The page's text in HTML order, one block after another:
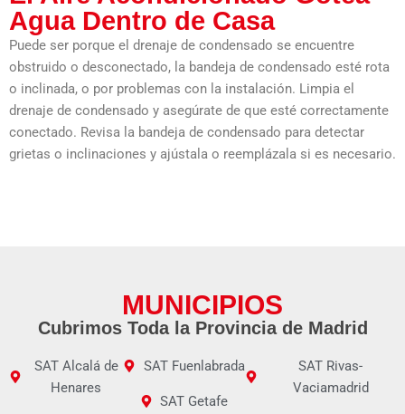
Agua Dentro de Casa
Puede ser porque el drenaje de condensado se encuentre
obstruido o desconectado, la bandeja de condensado esté rota
o inclinada, o por problemas con la instalación. Limpia el
drenaje de condensado y asegúrate de que esté correctamente
conectado. Revisa la bandeja de condensado para detectar
grietas o inclinaciones y ajústala o reemplázala si es necesario.
MUNICIPIOS
Cubrimos Toda la Provincia de Madrid
SAT Alcalá de
Henares
SAT Fuenlabrada
SAT Getafe
SAT Rivas-
Vaciamadrid